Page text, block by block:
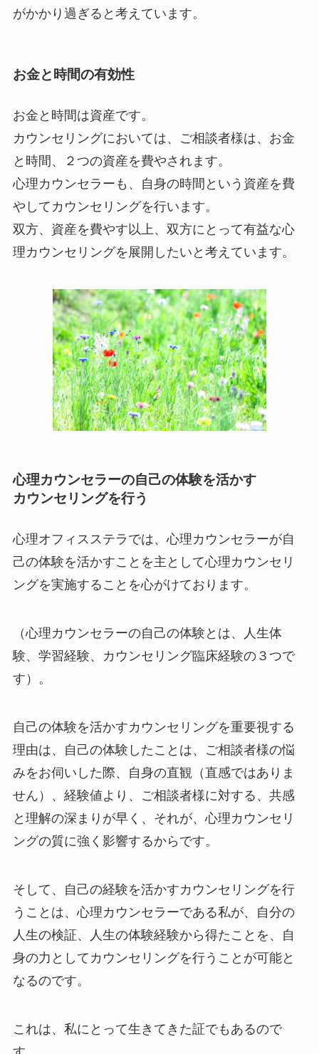
がかかり過ぎると考えています。
お金と時間の有効性
お金と時間は資産です。
カウンセリングにおいては、ご相談者様は、お金
と時間、２つの資産を費やされます。
心理カウンセラーも、自身の時間という資産を費
やしてカウンセリングを行います。
双方、資産を費やす以上、双方にとって有益な心
理カウンセリングを展開したいと考えています。
心理カウンセラーの自己の体験を活かす
カウンセリングを行う
心理オフィスステラでは、心理カウンセラーが自
己の体験を活かすことを主として心理カウンセリ
ングを実施することを心がけております。
（心理カウンセラーの自己の体験とは、人生体
験、学習経験、カウンセリング臨床経験の３つで
す）。
自己の体験を活かすカウンセリングを重要視する
理由は、自己の体験したことは、ご相談者様の悩
みをお伺いした際、自身の直観（直感ではありま
せん）、経験値より、ご相談者様に対する、共感
と理解の深まりが早く、それが、心理カウンセリ
ングの質に強く影響するからです。
そして、自己の経験を活かすカウンセリングを行
うことは、心理カウンセラーである私が、自分の
人生の検証、人生の体験経験から得たことを、自
身の力としてカウンセリングを行うことが可能と
なるのです。
これは、私にとって生きてきた証でもあるので